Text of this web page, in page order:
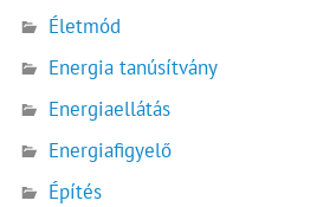
Életmód
Energia tanúsítvány
Energiaellátás
Energiafigyelő
Építés